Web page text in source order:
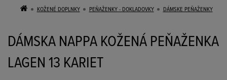
KOŽENÉ DOPLNKY PEŇAŽENKY - DOKLADOVKY DÁMSKE PEŇAŽENKY
DÁMSKA NAPPA KOŽENÁ PEŇAŽENKA
LAGEN 13 KARIET